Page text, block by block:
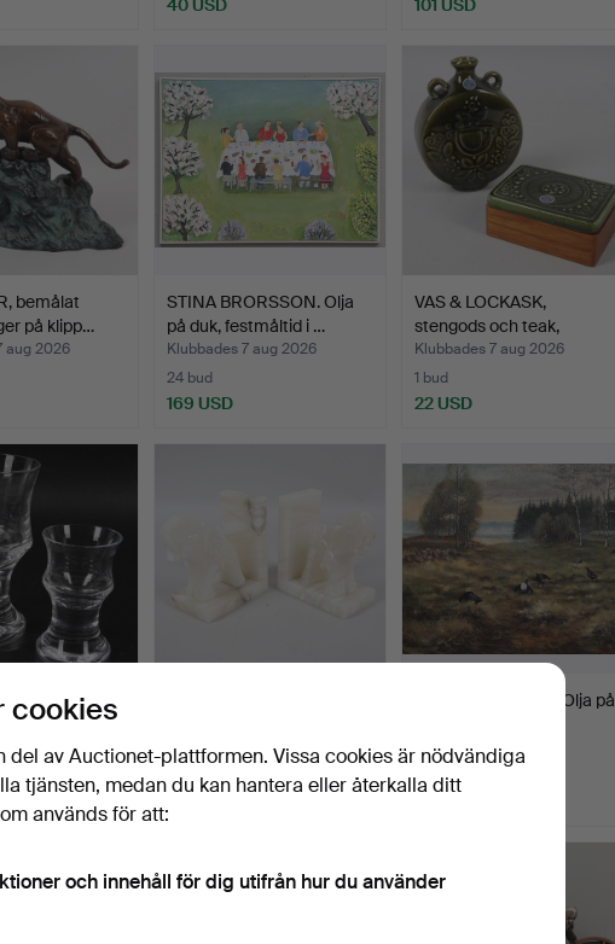
bemålat
på klipp…
aug 2026
STINA BRORSSON. Olja
på duk, festmåltid i …
Klubbades 7 aug 2026
24 bud
169 USD
VAS & LOCKASK,
stengods och teak,
Upsala-E…
Klubbades 7 aug 2026
1 bud
22 USD
16 st,
2026
Klubbades 7 aug 2026
2 bud
OLLE PALMQUIST. Olja på
Klubbades 7 aug 2026
1 bud
cookies
del av Auctionet-plattformen. Vissa cookies är nödvändiga
tjänsten, medan du kan hantera eller återkalla ditt
används för att:
och innehåll för dig utifrån hur du använder